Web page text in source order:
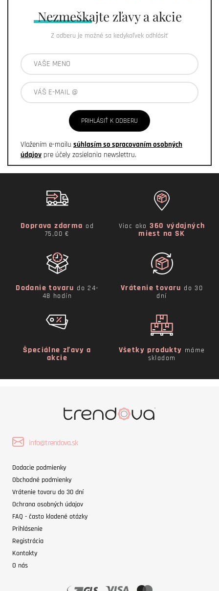
Nezmeškajte zľavy a akcie
Z odberu je možné sa kedykoľvek odhlásiť
PRIHLÁSIŤ K ODBERU
Vložením e-mailu súhlasím so spracovaním osobných
údajov pre účely zasielania newslettru.
Doprava zdarma od
75,00 €
Viac ako360 výdajných
miest na SK
Dodanie tovaru do 24-
48 hodín
Vrátenie tovaru do 30
dní
Špeciálne zľavy a
akcie
Všetky produkty máme
skladom
info@trendova.sk
Dodacie podmienky
Obchodné podmienky
Vrátenie tovaru do 30 dní
Ochrana osobných údajov
FAQ - často kladené otázky
Prihlásenie
Registrácia
Kontakty
O nás